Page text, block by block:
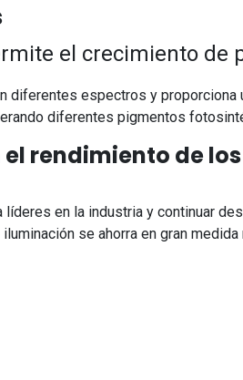
el crecimiento
diferentes espectros y
diferentes pigmentos
rendimiento de
en la industria y continuar
se ahorra en gran